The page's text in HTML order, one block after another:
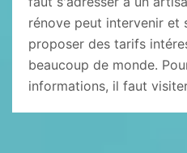
rénove peut intervenir et
proposer des tarifs
beaucoup de monde.
informations, il faut